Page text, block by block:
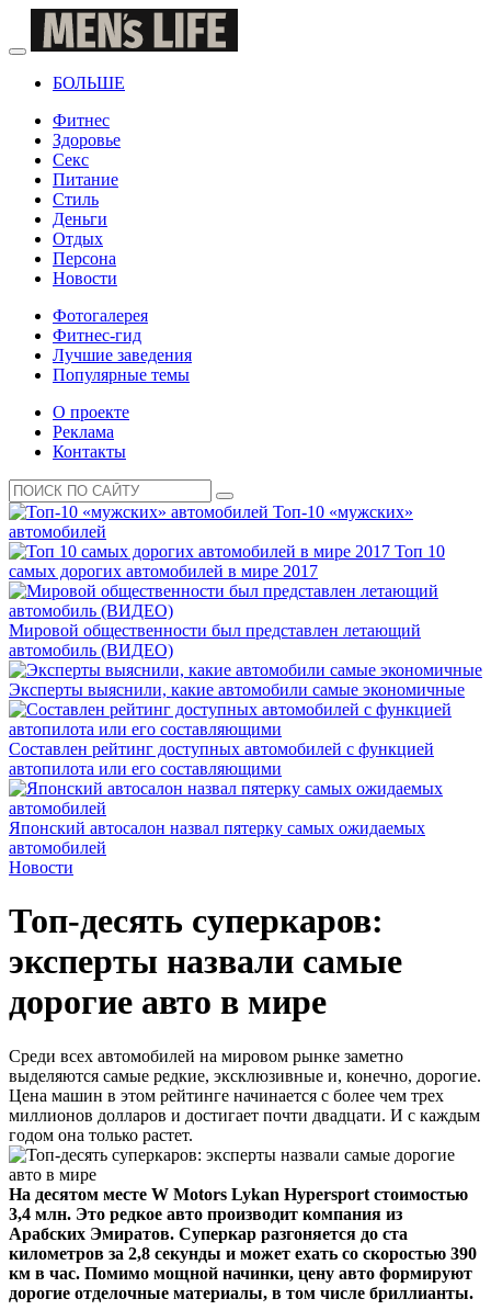
БОЛЬШЕ
Фитнес
Здоровье
Секс
Питание
Стиль
Деньги
Отдых
Персона
Новости
Фотогалерея
Фитнес-гид
Лучшие заведения
Популярные темы
О проекте
Реклама
Контакты
Топ-10 «мужских»
автомобилей
Топ 10
самых дорогих автомобилей в мире 2017
Мировой общественности был представлен летающий
автомобиль (ВИДЕО)
Эксперты выяснили, какие автомобили самые экономичные
Составлен рейтинг доступных автомобилей с функцией
автопилота или его составляющими
Японский автосалон назвал пятерку самых ожидаемых
автомобилей
Новости
Топ-десять суперкаров:
эксперты назвали самые
дорогие авто в мире
Среди всех автомобилей на мировом рынке заметно
выделяются самые редкие, эксклюзивные и, конечно, дорогие.
Цена машин в этом рейтинге начинается с более чем трех
миллионов долларов и достигает почти двадцати. И с каждым
годом она только растет.
На десятом месте W Motors Lykan Hypersport стоимостью
3,4 млн. Это редкое авто производит компания из
Арабских Эмиратов. Суперкар разгоняется до ста
километров за 2,8 секунды и может ехать со скоростью 390
км в час. Помимо мощной начинки, цену авто формируют
дорогие отделочные материалы, в том числе бриллианты.